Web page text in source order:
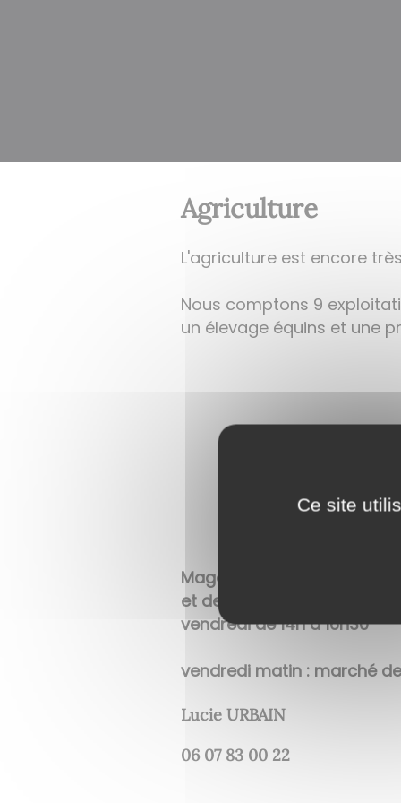
Agriculture
L'agriculture est encore
Nous comptons 9
un élevage équins et une
A lieu-dit
régionaux, visites
Magasin ouvert : mercredi
et de 14h à 16h30
vendredi de 14h à 16h30
vendredi matin : marché
Lucie URBAIN
06 07 83 00 22
Ce site